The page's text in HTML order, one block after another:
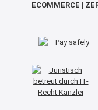
ECOMMERCE |